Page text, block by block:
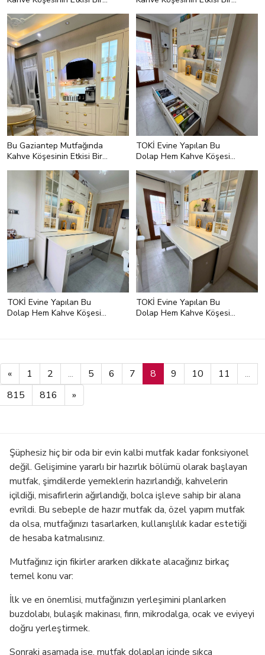
Bu Gaziantep Mutfağında
Kahve Köşesinin Etkisi Bir
TOKİ Evine Yapılan Bu
Dolap Hem Kahve Köşesi
TOKİ Evine Yapılan Bu
Dolap Hem Kahve Köşesi
TOKİ Evine Yapılan Bu
Dolap Hem Kahve Köşesi
« 1 2 ... 5 6 7 8 9 10 11
...
815
816 »
Şüphesiz hiç bir oda bir evin kalbi mutfak kadar fonksiyonel
değil. Gelişimine yararlı bir hazırlık bölümü olarak başlayan
mutfak, şimdilerde yemeklerin hazırlandığı, kahvelerin
içildiği, misafirlerin ağırlandığı, bolca işleve sahip bir alana
evrildi. Bu sebeple de hazır mutfak da, özel yapım mutfak
da olsa, mutfağınızı tasarlarken, kullanışlılık kadar estetiği
de hesaba katmalısınız.
Mutfağınız için fikirler ararken dikkate alacağınız birkaç
temel konu var:
İlk ve en önemlisi, mutfağınızın yerleşimini planlarken
buzdolabı, bulaşık makinası, fırın, mikrodalga, ocak ve eviyeyi
doğru yerleştirmek.
Sonraki aşamada ise, mutfak dolapları içinde sıkça